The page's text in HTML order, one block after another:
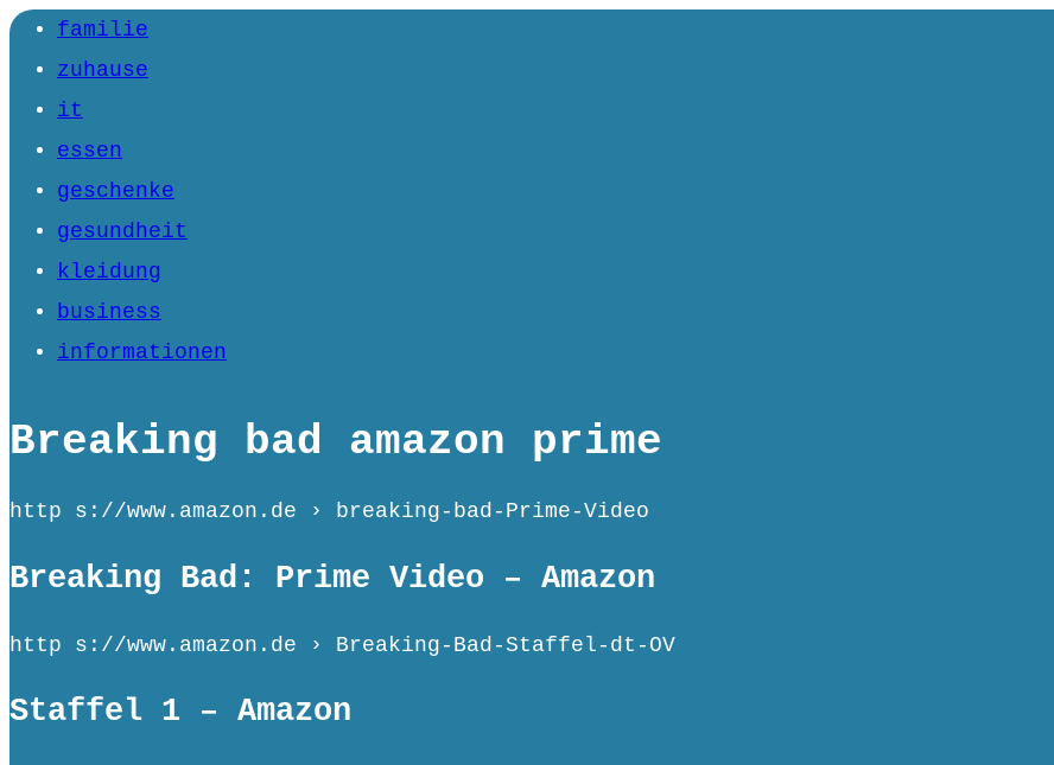
familie
zuhause
it
essen
geschenke
gesundheit
kleidung
business
informationen
Breaking bad amazon prime
http s://www.amazon.de › breaking-bad-Prime-Video
Breaking Bad: Prime Video – Amazon
http s://www.amazon.de › Breaking-Bad-Staffel-dt-OV
Staffel 1 – Amazon